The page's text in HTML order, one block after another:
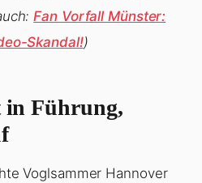
Fan Vorfall Münster:
Skandal!)
in Führung,
Voglsammer Hannover